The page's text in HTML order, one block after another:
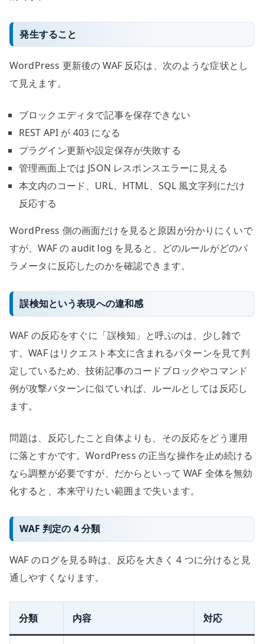
発生すること
WordPress 更新後の WAF 反応は、次のような症状とし
て見えます。
ブロックエディタで記事を保存できない
REST API が 403 になる
プラグイン更新や設定保存が失敗する
管理画面上では JSON レスポンスエラーに見える
本文内のコード、URL、HTML、SQL 風文字列にだけ
反応する
WordPress 側の画面だけを見ると原因が分かりにくいで
すが、WAF の audit log を見ると、どのルールがどのパ
ラメータに反応したのかを確認できます。
誤検知という表現への違和感
WAF の反応をすぐに「誤検知」と呼ぶのは、少し雑で
す。WAF はリクエスト本文に含まれるパターンを見て判
定しているため、技術記事のコードブロックやコマンド
例が攻撃パターンに似ていれば、ルールとしては反応し
ます。
問題は、反応したこと自体よりも、その反応をどう運用
に落とすかです。WordPress の正当な操作を止め続ける
なら調整が必要ですが、だからといって WAF 全体を無効
化すると、本来守りたい範囲まで失います。
WAF 判定の 4 分類
WAF のログを見る時は、反応を大きく 4 つに分けると見
通しやすくなります。
分類 内容 対応